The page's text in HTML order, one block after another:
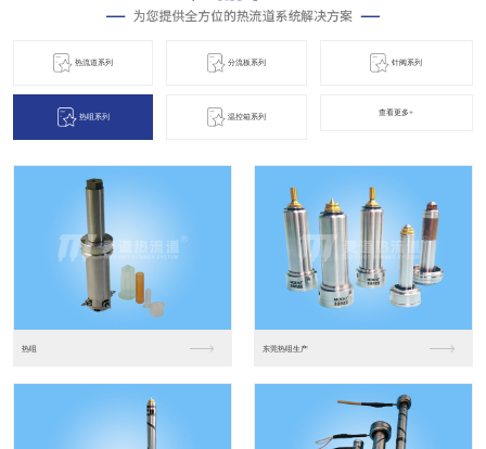
热流道系列 分流板系列 针阀系列
热咀系列 温控箱系列 查看更多+
东莞温控箱厂家销售 温控箱